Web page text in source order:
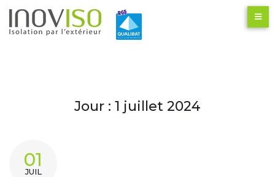
Jour : 1 juillet 2024
01
JUIL